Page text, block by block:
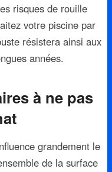
risques de rouille
votre piscine par
résistera ainsi aux
années.
à ne pas
grandement le
de la surface